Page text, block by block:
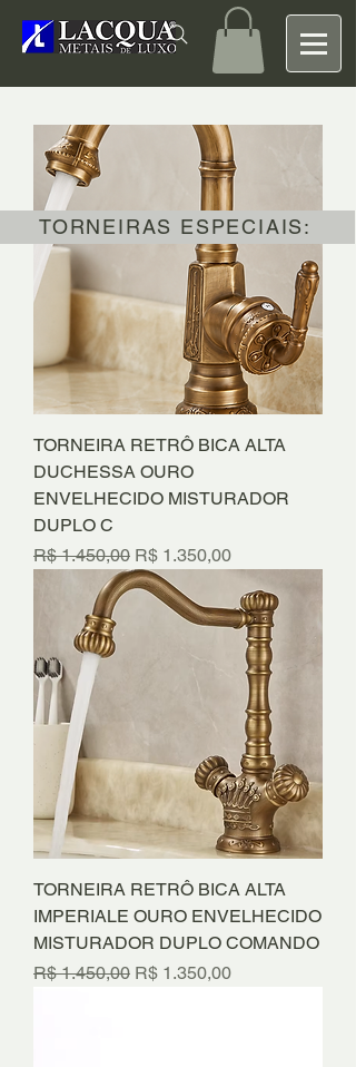
TORNEIRA RETRÔ BICA ALTA
DUCHESSA OURO
ENVELHECIDO MISTURADOR
DUPLO C
Preço normal
R$ 1.450,00 Preço promocional
R$ 1.350,00
TORNEIRA RETRÔ BICA ALTA
IMPERIALE OURO ENVELHECIDO
MISTURADOR DUPLO COMANDO
Preço normal
R$ 1.450,00 Preço promocional
R$ 1.350,00
TORNEIRAS ESPECIAIS: